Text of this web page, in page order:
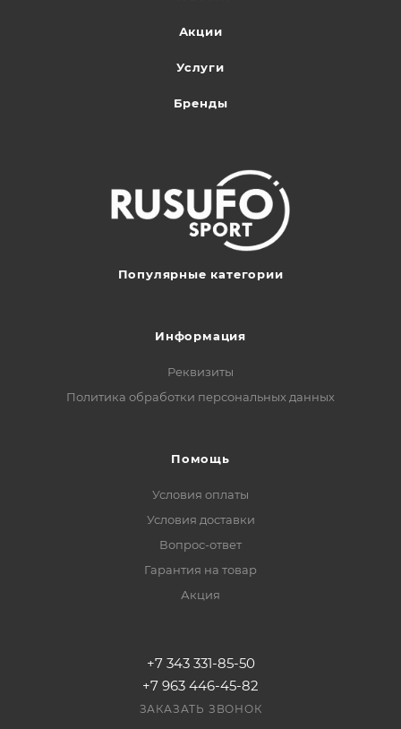
Акции
Услуги
Бренды
Популярные категории
Информация
Реквизиты
Политика обработки персональных данных
Помощь
Условия оплаты
Условия доставки
Вопрос-ответ
Гарантия на товар
Акция
+7 343 331-85-50
+7 963 446-45-82
ЗАКАЗАТЬ ЗВОНОК